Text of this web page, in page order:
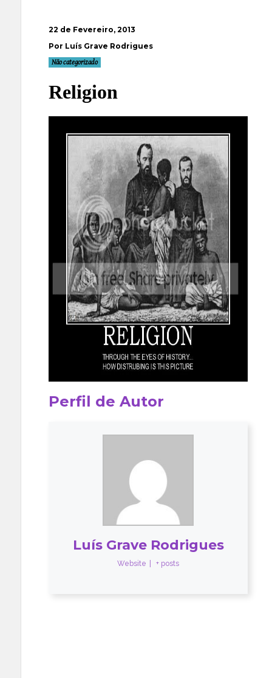
22 de Fevereiro, 2013
Por Luís Grave Rodrigues
Não categorizado
Religion
Perfil de Autor
Luís Grave Rodrigues
Website + posts